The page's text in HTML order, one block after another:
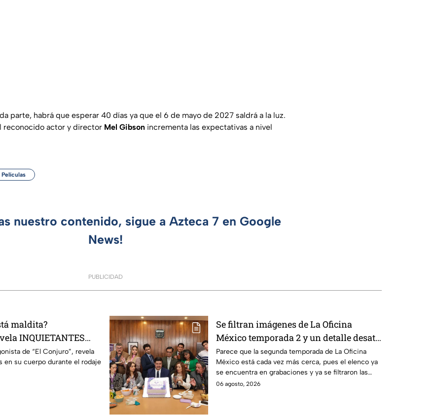
parte, habrá que esperar 40 días ya que el 6 de mayo de 2027 saldrá a la luz.
reconocido actor y director Mel Gibson incrementa las expectativas a nivel
Películas
nuestro contenido, sigue a Azteca 7 en Google
News!
PUBLICIDAD
maldita?
INQUIETANTES
durante la
película
de “El Conjuro”, revela
en su cuerpo durante el rodaje
Se filtran imágenes de La Oficina
México temporada 2 y un detalle desata
teorías entre los fans
Parece que la segunda temporada de La Oficina
México está cada vez más cerca, pues el elenco ya
se encuentra en grabaciones y ya se filtraron las
primeras imágenes del set.
06 agosto, 2026